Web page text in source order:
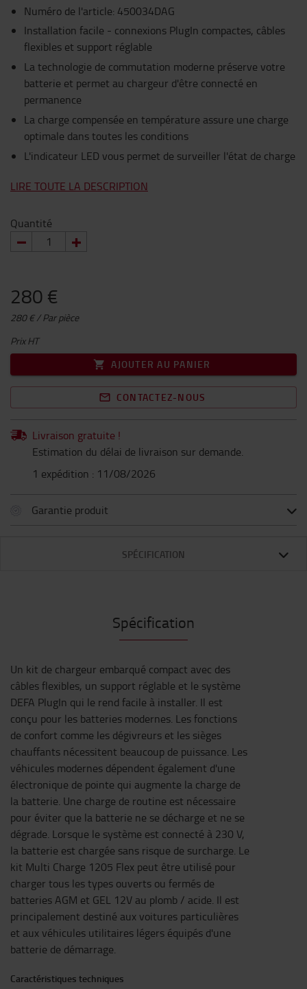
Numéro de l'article: 450034DAG
Installation facile - connexions PlugIn compactes, câbles
flexibles et support réglable
La technologie de commutation moderne préserve votre
batterie et permet au chargeur d'être connecté en
permanence
La charge compensée en température assure une charge
optimale dans toutes les conditions
L'indicateur LED vous permet de surveiller l'état de charge
LIRE TOUTE LA DESCRIPTION
Quantité
280 €
280 € / Par pièce
Prix HT
AJOUTER AU PANIER
CONTACTEZ-NOUS
Livraison gratuite !
Estimation du délai de livraison sur demande.
1 expédition : 11/08/2026
Garantie produit
SPÉCIFICATION
Spécification
Un kit de chargeur embarqué compact avec des
câbles flexibles, un support réglable et le système
DEFA PlugIn qui le rend facile à installer. Il est
conçu pour les batteries modernes. Les fonctions
de confort comme les dégivreurs et les sièges
chauffants nécessitent beaucoup de puissance. Les
véhicules modernes dépendent également d'une
électronique de pointe qui augmente la charge de
la batterie. Une charge de routine est nécessaire
pour éviter que la batterie ne se décharge et ne se
dégrade. Lorsque le système est connecté à 230 V,
la batterie est chargée sans risque de surcharge. Le
kit Multi Charge 1205 Flex peut être utilisé pour
charger tous les types ouverts ou fermés de
batteries AGM et GEL 12V au plomb / acide. Il est
principalement destiné aux voitures particulières
et aux véhicules utilitaires légers équipés d'une
batterie de démarrage.
Caractéristiques techniques